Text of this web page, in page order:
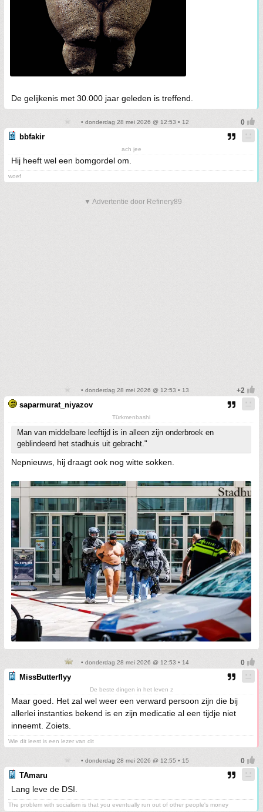
De gelijkenis met 30.000 jaar geleden is treffend.
• donderdag 28 mei 2026 @ 12:53 • 12
bbfakir
ach jee
Hij heeft wel een bomgordel om.
woef
▼ Advertentie door Refinery89
• donderdag 28 mei 2026 @ 12:53 • 13
saparmurat_niyazov
Türkmenbashi
Man van middelbare leeftijd is in alleen zijn onderbroek en
geblindeerd het stadhuis uit gebracht."
Nepnieuws, hij draagt ook nog witte sokken.
• donderdag 28 mei 2026 @ 12:53 • 14
MissButterflyy
De beste dingen in het leven z
Maar goed. Het zal wel weer een verward persoon zijn die bij
allerlei instanties bekend is en zijn medicatie al een tijdje niet
inneemt. Zoiets.
Wie dit leest is een lezer van dit
• donderdag 28 mei 2026 @ 12:55 • 15
TAmaru
Lang leve de DSI.
The problem with socialism is that you eventually run out of other people's money